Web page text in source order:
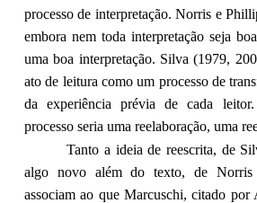
processo de interpretação. Norris e
embora nem toda interpretação seja
uma boa interpretação. Silva (1979,
ato de leitura como um processo de
da experiência prévia de cada
processo seria uma reelaboração, uma
Tanto a ideia de reescrita, de
algo novo além do texto, de
associam ao que Marcuschi, citado por